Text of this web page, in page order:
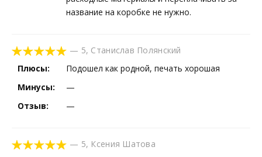
название на коробке не нужно.
— 5, Станислав Полянский
Плюсы:
Подошел как родной, печать хорошая
Минусы:
—
Отзыв:
—
— 5, Ксения Шатова